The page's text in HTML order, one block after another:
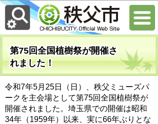
第75回全国植樹祭が開催さ
れました！
令和7年5月25日（日）、秩父ミューズパ
ークを主会場として第75回全国植樹祭が
開催されました。埼玉県での開催は昭和
34年（1959年）以来、実に66年ぶりとな